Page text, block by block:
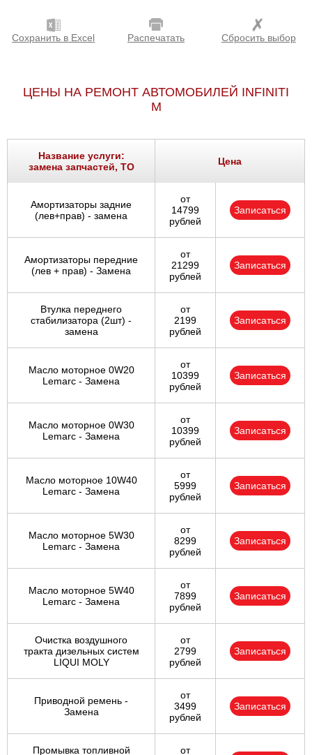
Сохранить в Excel Распечатать Сбросить выбор
ЦЕНЫ НА РЕМОНТ АВТОМОБИЛЕЙ INFINITI
M
Название услуги:
замена запчастей, ТО
Цена
Амортизаторы задние
(лев+прав) - замена
от
14799
рублей
Записаться
Амортизаторы передние
(лев + прав) - Замена
от
21299
рублей
Записаться
Втулка переднего
стабилизатора (2шт) -
замена
от
2199
рублей
Записаться
Масло моторное 0W20
Lemarc - Замена
от
10399
рублей
Записаться
Масло моторное 0W30
Lemarc - Замена
от
10399
рублей
Записаться
Масло моторное 10W40
Lemarc - Замена
от
5999
рублей
Записаться
Масло моторное 5W30
Lemarc - Замена
от
8299
рублей
Записаться
Масло моторное 5W40
Lemarc - Замена
от
7899
рублей
Записаться
Очистка воздушного
тракта дизельных систем
LIQUI MOLY
от
2799
рублей
Записаться
Приводной ремень -
Замена
от
3499
рублей
Записаться
Промывка топливной от